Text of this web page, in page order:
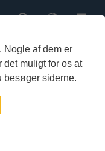
Nogle af dem er
muligt for os at
besøger siderne.